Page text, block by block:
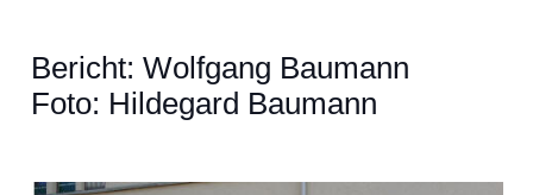
Bericht: Wolfgang Baumann
Foto: Hildegard Baumann